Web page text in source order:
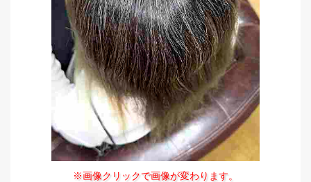
※画像クリックで画像が変わります。